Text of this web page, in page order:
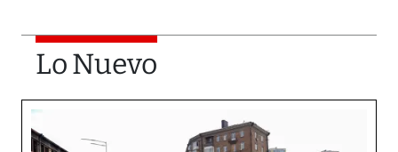
Lo Nuevo